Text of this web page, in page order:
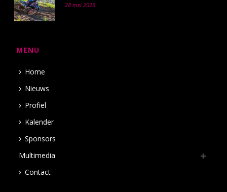
28 mei 2026
MENU
Home
Nieuws
Profiel
Kalender
Sponsors
Multimedia
Contact